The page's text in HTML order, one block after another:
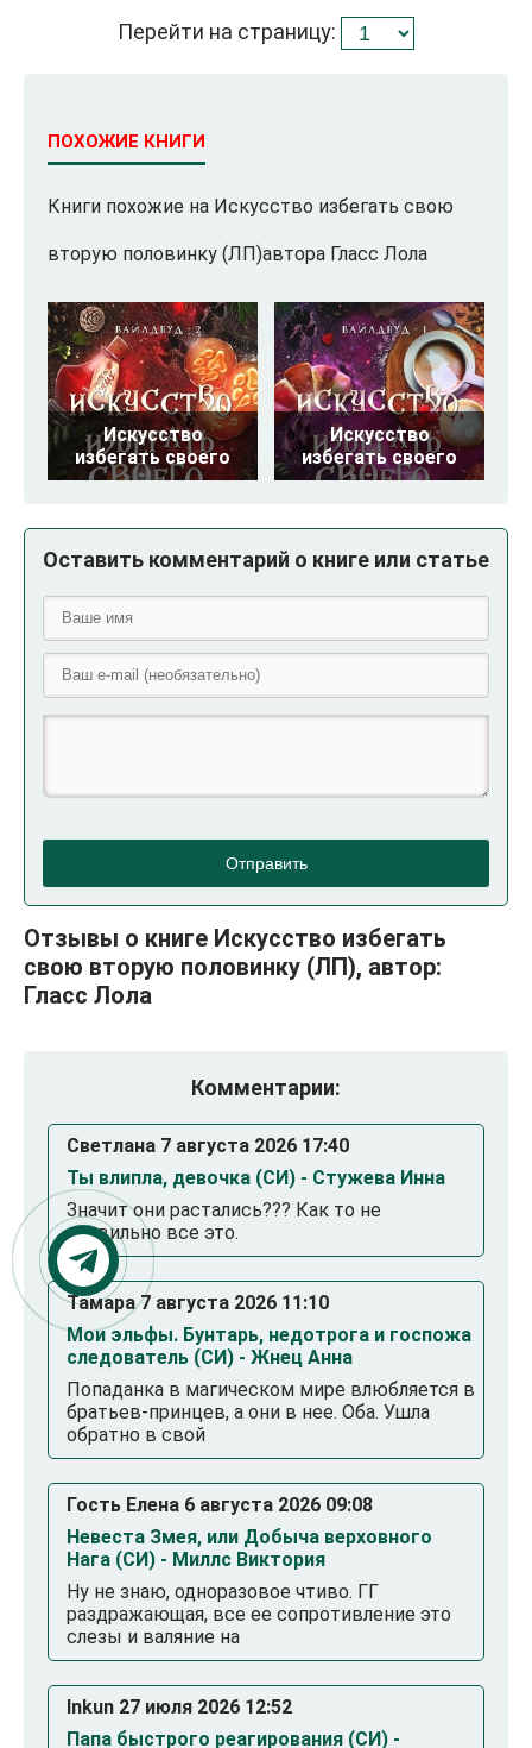
Перейти на страницу:
ПОХОЖИЕ КНИГИ
Книги похожие на Искусство избегать свою
вторую половинку (ЛП)автора Гласс Лола
Искусство
избегать своего
Искусство
избегать своего
Оставить комментарий о книге или статье
Отправить
Отзывы о книге Искусство избегать
свою вторую половинку (ЛП), автор:
Гласс Лола
Комментарии:
Светлана 7 августа 2026 17:40
Ты влипла, девочка (СИ) - Стужева Инна
Значит они растались??? Как то не
правильно все это.
Тамара 7 августа 2026 11:10
Мои эльфы. Бунтарь, недотрога и госпожа
следователь (СИ) - Жнец Анна
Попаданка в магическом мире влюбляется в
братьев-принцев, а они в нее. Оба. Ушла
обратно в свой
Гость Елена 6 августа 2026 09:08
Невеста Змея, или Добыча верховного
Нага (СИ) - Миллс Виктория
Ну не знаю, одноразовое чтиво. ГГ
раздражающая, все ее сопротивление это
слезы и валяние на
Inkun 27 июля 2026 12:52
Папа быстрого реагирования (СИ) -